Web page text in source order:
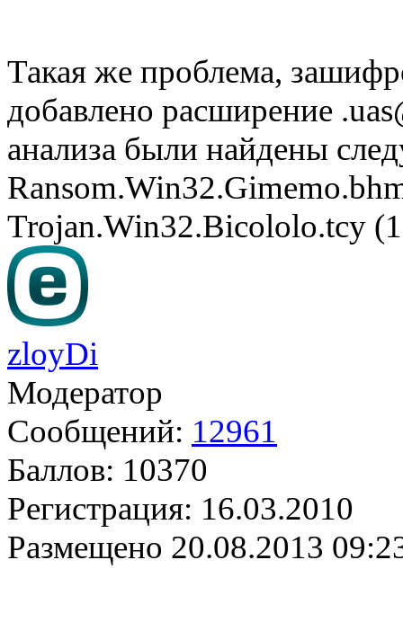
Такая же проблема,
добавлено расширение
анализа были найдены
Trojan.Win32.Bicololo.tcy
zloyDi
Модератор
Сообщений: 12961
Баллов: 10370
Регистрация: 16.03.2010
Размещено 20.08.2013